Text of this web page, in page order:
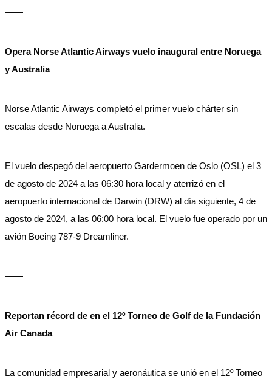
——
Opera Norse Atlantic Airways vuelo inaugural entre Noruega
y Australia
Norse Atlantic Airways completó el primer vuelo chárter sin
escalas desde Noruega a Australia.
El vuelo despegó del aeropuerto Gardermoen de Oslo (OSL) el 3
de agosto de 2024 a las 06:30 hora local y aterrizó en el
aeropuerto internacional de Darwin (DRW) al día siguiente, 4 de
agosto de 2024, a las 06:00 hora local. El vuelo fue operado por un
avión Boeing 787-9 Dreamliner.
——
Reportan récord de en el 12º Torneo de Golf de la Fundación
Air Canada
La comunidad empresarial y aeronáutica se unió en el 12º Torneo